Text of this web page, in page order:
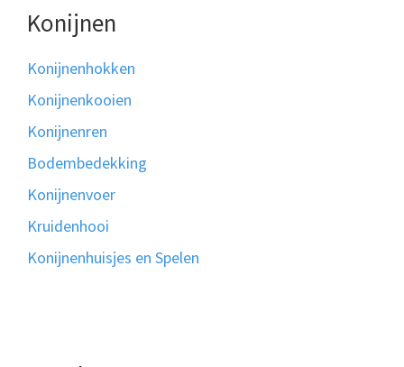
Konijnen
Konijnenhokken
Konijnenkooien
Konijnenren
Bodembedekking
Konijnenvoer
Kruidenhooi
Konijnenhuisjes en Spelen